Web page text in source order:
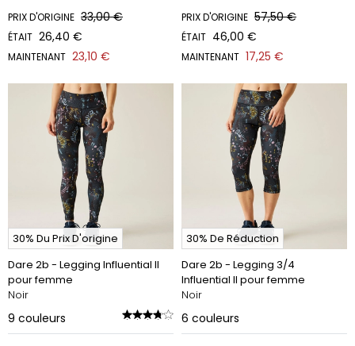
PRIX D'ORIGINE 33,00 €
ÉTAIT 26,40 €
MAINTENANT 23,10 €
PRIX D'ORIGINE 57,50 €
ÉTAIT 46,00 €
MAINTENANT 17,25 €
30% Du Prix D'origine
Dare 2b - Legging Influential II
pour femme
Noir
9 couleurs
30% De Réduction
Dare 2b - Legging 3/4
Influential II pour femme
Noir
6 couleurs